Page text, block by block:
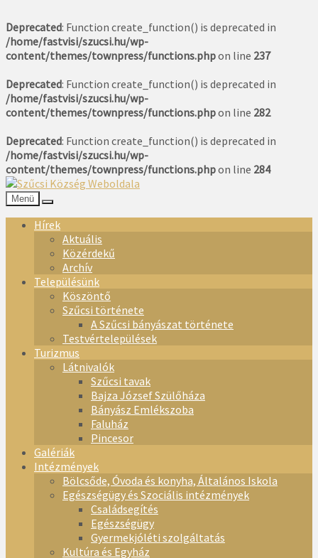
Deprecated: Function create_function() is deprecated in
/home/fastvisi/szucsi.hu/wp-
content/themes/townpress/functions.phpon line 237
Deprecated: Function create_function() is deprecated in
/home/fastvisi/szucsi.hu/wp-
content/themes/townpress/functions.phpon line 282
Deprecated: Function create_function() is deprecated in
/home/fastvisi/szucsi.hu/wp-
content/themes/townpress/functions.phpon line 284
Menü
Hírek
Aktuális
Közérdekű
Archív
Településünk
Köszöntő
Szűcsi története
A Szűcsi bányászat története
Testvértelepülések
Turizmus
Látnivalók
Szűcsi tavak
Bajza József Szülőháza
Bányász Emlékszoba
Faluház
Pincesor
Galériák
Intézmények
Bölcsőde, Óvoda és konyha, Általános Iskola
Egészségügy és Szociális intézmények
Családsegítés
Egészségügy
Gyermekjóléti szolgáltatás
Kultúra és Egyház